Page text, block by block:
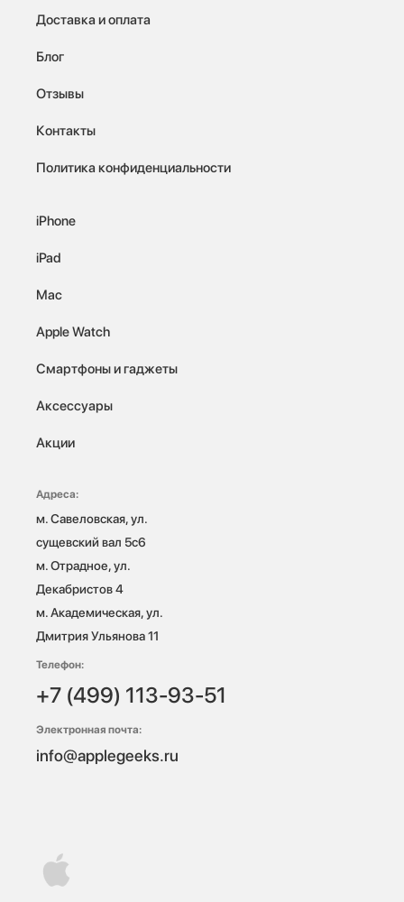
Доставка и оплата
Блог
Отзывы
Контакты
Политика конфиденциальности
iPhone
iPad
Mac
Apple Watch
Смартфоны и гаджеты
Аксессуары
Акции
Адреса:
м. Савеловская, ул.
сущевский вал 5с6
м. Отрадное, ул.
Декабристов 4
м. Академическая, ул.
Дмитрия Ульянова 11
Телефон:
+7 (499) 113-93-51
Электронная почта:
info@applegeeks.ru